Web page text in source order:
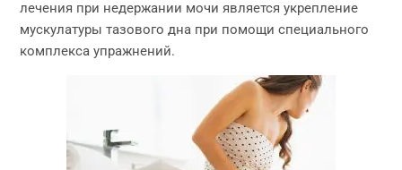
лечения при недержании мочи является укрепление
мускулатуры тазового дна при помощи специального
комплекса упражнений.